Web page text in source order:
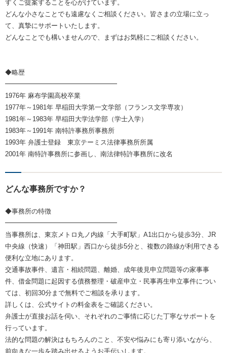
すくご提案することを心がけています。
どんな小さなことでも遠慮なくご相談ください。皆さまの立場に立っ
て、真摯にサポートいたします。
どんなことでも構いませんので、まずはお気軽にご相談ください。
◆略歴
━━━━━━━━━━━━━━━━━
1976年 麻布学園高校卒業
1977年～1981年 早稲田大学第一文学部（フランス文学専攻）
1981年～1983年 早稲田大学法学部（学士入学）
1983年～1991年 南特許事務所事務所
1993年 弁護士登録 東京テーミス法律事務所所属
2001年 南特許事務所に参画し、南法律特許事務所に改名
どんな事務所ですか？
◆事務所の特徴
━━━━━━━━━━━━━━━━━
当事務所は、東京メトロ丸ノ内線「大手町駅」A1出口から徒歩3分、JR
中央線（快速）「神田駅」西口から徒歩5分と、複数の路線が利用できる
便利な立地にあります。
交通事故事件、遺言・相続問題、離婚、成年後見申立問題等の家事事
件、借金問題に起因する債務整理・破産申立・民事再生申立事件につい
ては、初回30分まで無料でご相談を承ります。
詳しくは、公式サイトの料金表をご確認ください。
弁護士が直接お話を伺い、それぞれのご事情に応じた丁寧なサポートを
行っています。
法的な問題の解決はもちろんのこと、不安や悩みにも寄り添いながら、
前向きな一歩を踏み出せるようお手伝いします。